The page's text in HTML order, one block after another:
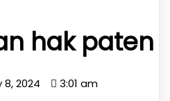
hak paten
8, 2024 3:01 am